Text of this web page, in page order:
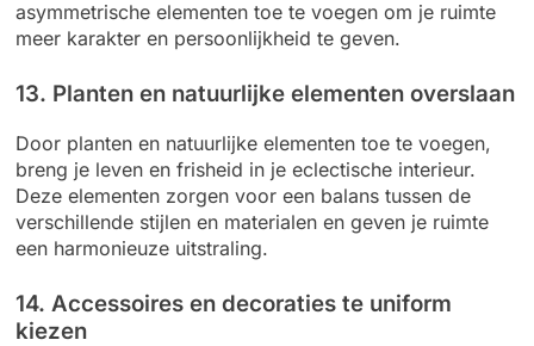
asymmetrische elementen toe te voegen om je ruimte
meer karakter en persoonlijkheid te geven.
13. Planten en natuurlijke elementen overslaan
Door planten en natuurlijke elementen toe te voegen,
breng je leven en frisheid in je eclectische interieur.
Deze elementen zorgen voor een balans tussen de
verschillende stijlen en materialen en geven je ruimte
een harmonieuze uitstraling.
14. Accessoires en decoraties te uniform
kiezen